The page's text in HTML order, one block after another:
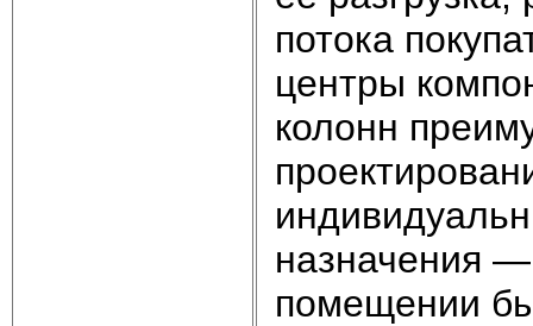
потока
центры
колонн
назначения —
помещении